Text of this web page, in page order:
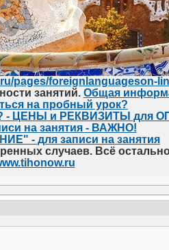
pages/foreignlanguageson-
занятий. Общая
на пробный урок?
- ЦЕНЫ и РЕКВИЗИТЫ для
на занятия - ВАЖНО!
- для записи на занятия
случаев. Всё